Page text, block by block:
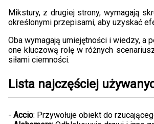
Mikstury, z drugiej strony, wymagają
określonymi przepisami, aby uzyskać
Oba wymagają umiejętności i wiedzy, a
one kluczową rolę w różnych
siłami ciemności.
Lista najczęściej
- Accio: Przywołuje obiekt do